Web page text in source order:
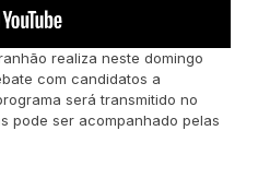
realiza neste domingo
com candidatos a
será transmitido no
pode ser acompanhado pelas